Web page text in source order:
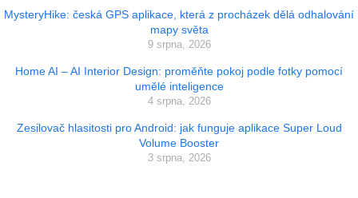
MysteryHike: česká GPS aplikace, která z procházek dělá odhalování
mapy světa
9 srpna, 2026
Home AI – AI Interior Design: proměňte pokoj podle fotky pomocí
umělé inteligence
4 srpna, 2026
Zesilovač hlasitosti pro Android: jak funguje aplikace Super Loud
Volume Booster
3 srpna, 2026